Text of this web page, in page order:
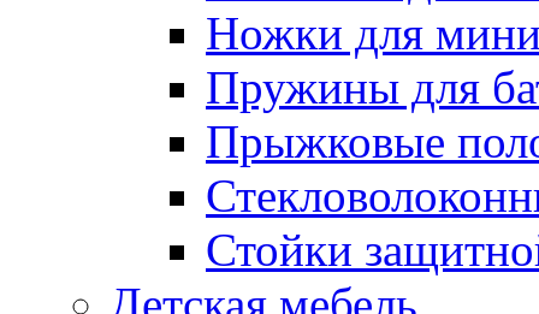
Ножки для
Пружины для
Прыжковые
Стойки